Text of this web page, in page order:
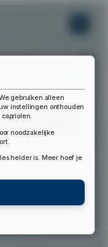
gebruiken alleen
instellingen onthouden
noodzakelijke
helder is. Meer hoef je